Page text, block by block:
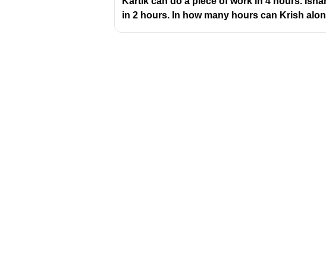
in 2 hours. In how many hours can Krish